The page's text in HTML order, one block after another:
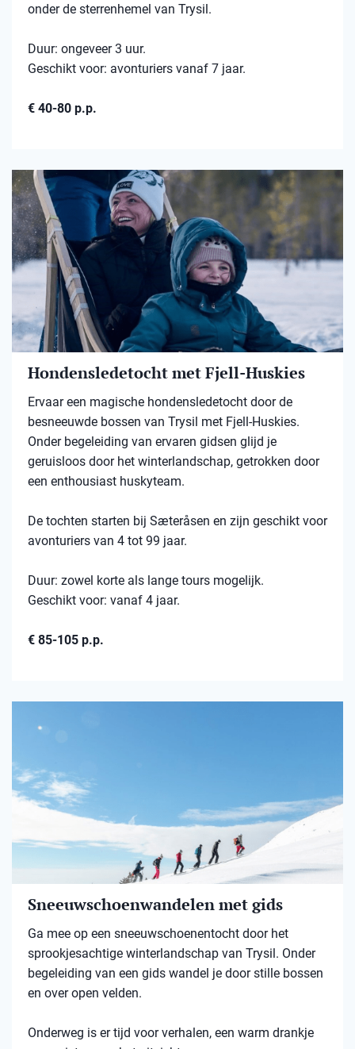
onder de sterrenhemel van Trysil.
Duur: ongeveer 3 uur.
Geschikt voor: avonturiers vanaf 7 jaar.
€ 40-80 p.p.
Hondensledetocht met Fjell-Huskies
Ervaar een magische hondensledetocht door de
besneeuwde bossen van Trysil met Fjell-Huskies.
Onder begeleiding van ervaren gidsen glijd je
geruisloos door het winterlandschap, getrokken door
een enthousiast huskyteam.
De tochten starten bij Sæteråsen en zijn geschikt voor
avonturiers van 4 tot 99 jaar.
Duur: zowel korte als lange tours mogelijk.
Geschikt voor: vanaf 4 jaar.
€ 85-105 p.p.
Sneeuwschoenwandelen met gids
Ga mee op een sneeuwschoenentocht door het
sprookjesachtige winterlandschap van Trysil. Onder
begeleiding van een gids wandel je door stille bossen
en over open velden.
Onderweg is er tijd voor verhalen, een warm drankje